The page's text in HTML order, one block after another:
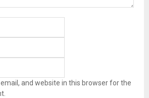
and website in this browser for the